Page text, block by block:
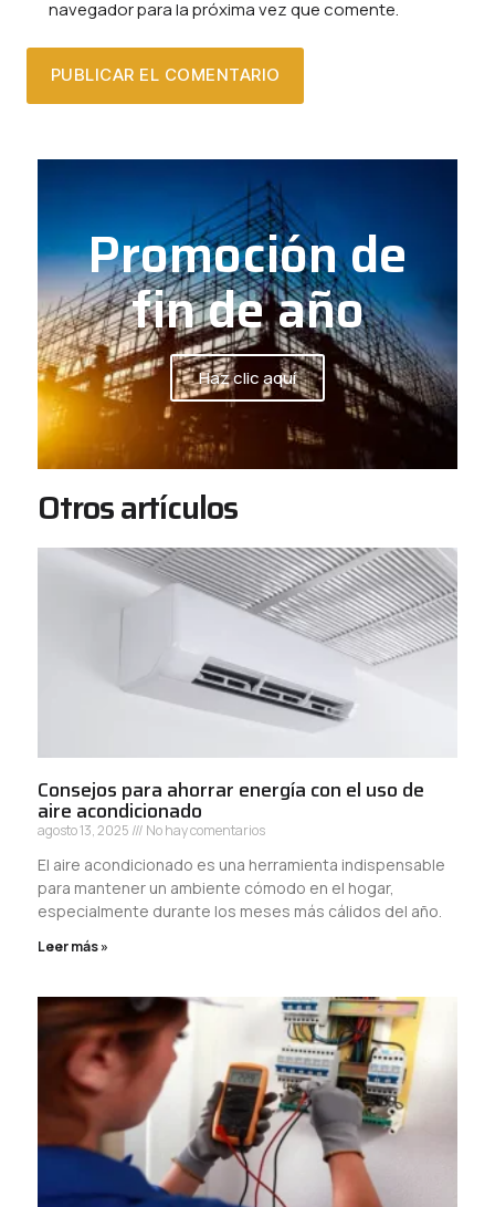
navegador para la próxima vez que comente.
Promoción de
fin de año
Haz clic aquí
Otros artículos
Consejos para ahorrar energía con el uso de
aire acondicionado
agosto 13, 2025 No hay comentarios
El aire acondicionado es una herramienta indispensable
para mantener un ambiente cómodo en el hogar,
especialmente durante los meses más cálidos del año.
Leer más »